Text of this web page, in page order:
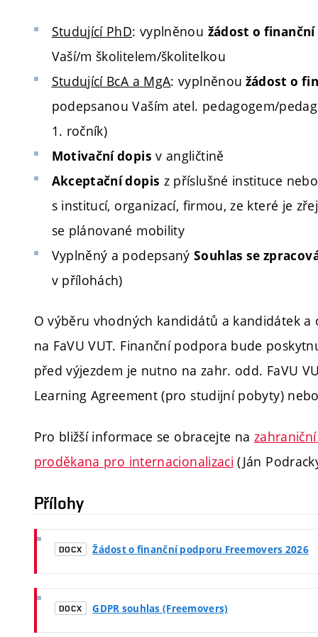
Studující PhD: vyplněnou žádost o
Vaší/m školitelem/školitelkou
Studující BcA a MgA: vyplněnou žádost o
podepsanou Vaším atel. pedagogem/
1. ročník)
Motivační dopis v angličtině
Akceptační dopis z příslušné instituce
s institucí, organizací, firmou, ze které je
se plánované mobility
Vyplněný a podepsaný Souhlas se
v přílohách)
O výběru vhodných kandidátů a kandidátek
na FaVU VUT. Finanční podpora bude
před výjezdem je nutno na zahr. odd. FaVU
Learning Agreement (pro studijní pobyty)
Pro bližší informace se obracejte na
proděkana pro internacionalizaci (Ján
Přílohy
DOCX Žádost o finanční podporu Freemovers 2026
DOCX GDPR souhlas (Freemovers)